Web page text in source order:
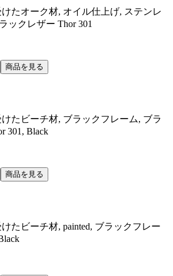
たオーク材, オイル仕上げ, ステンレ
ックレザー Thor 301
商品を見る
たビーチ材, ブラックフレーム, ブラ
301, Black
商品を見る
たビーチ材, painted, ブラックフレー